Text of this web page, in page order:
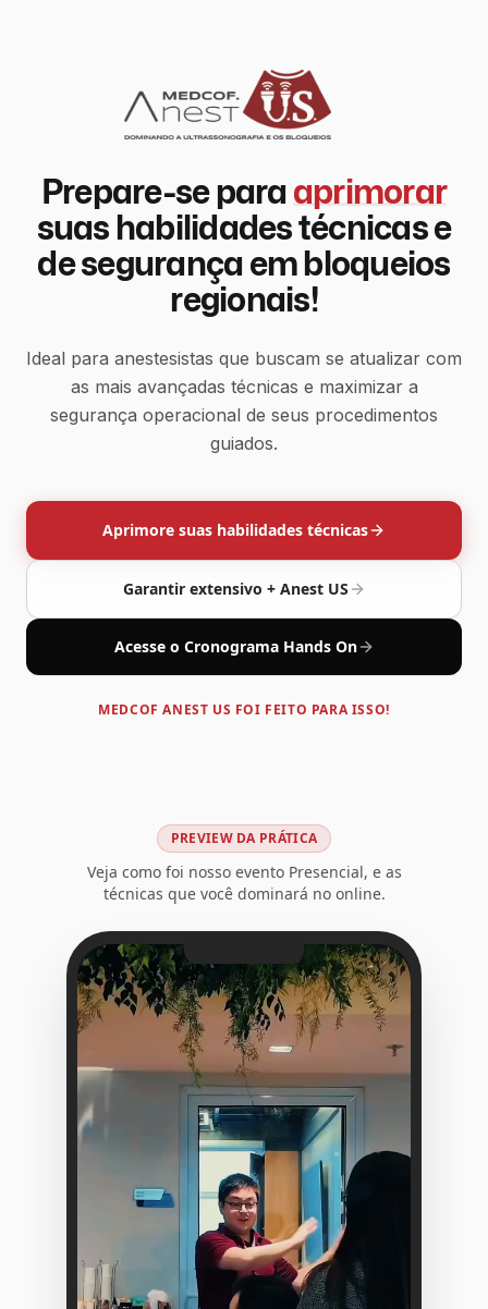
Prepare-se para aprimorar
suas habilidades técnicas e
de segurança em bloqueios
regionais!
Ideal para anestesistas que buscam se atualizar com
as mais avançadas técnicas e maximizar a
segurança operacional de seus procedimentos
guiados.
Aprimore suas habilidades técnicas
Garantir extensivo + Anest US
Acesse o Cronograma Hands On
MEDCOF ANEST US FOI FEITO PARA ISSO!
PREVIEW DA PRÁTICA
Veja como foi nosso evento Presencial, e as
técnicas que você dominará no online.